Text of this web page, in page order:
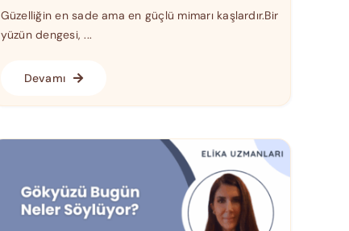
Güzelliğin en sade ama en güçlü mimarı kaşlardır.Bir
yüzün dengesi, ...
Devamı